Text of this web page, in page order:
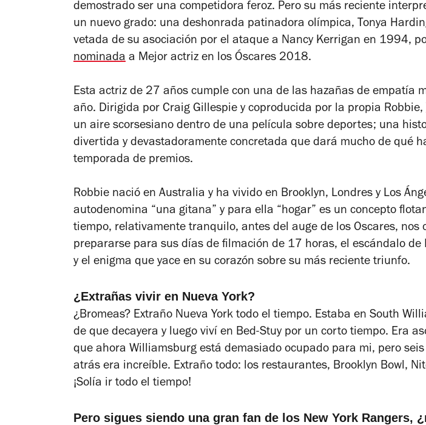
demostrado ser una competidora feroz. Pero su más reciente
un nuevo grado: una deshonrada patinadora olímpica, Tonya
vetada de su asociación por el ataque a Nancy Kerrigan en 1994,
nominada a Mejor actriz en los Óscares 2018.
Esta actriz de 27 años cumple con una de las hazañas de empatía
año. Dirigida por Craig Gillespie y coproducida por la propia Robbie,
un aire scorsesiano dentro de una película sobre deportes; una
divertida y devastadoramente concretada que dará mucho de qué
temporada de premios.
Robbie nació en Australia y ha vivido en Brooklyn, Londres y Los
autodenomina “una gitana” y para ella “hogar” es un concepto
tiempo, relativamente tranquilo, antes del auge de los Oscares, nos
prepararse para sus días de filmación de 17 horas, el escándalo de
y el enigma que yace en su corazón sobre su más reciente triunfo.
¿Extrañas vivir en Nueva York?
¿Bromeas? Extraño Nueva York todo el tiempo. Estaba en South
de que decayera y luego viví en Bed-Stuy por un corto tiempo. Era
que ahora Williamsburg está demasiado ocupado para mi, pero
atrás era increíble. Extraño todo: los restaurantes, Brooklyn Bowl,
¡Solía ir todo el tiempo!
Pero sigues siendo una gran fan de los New York Rangers,